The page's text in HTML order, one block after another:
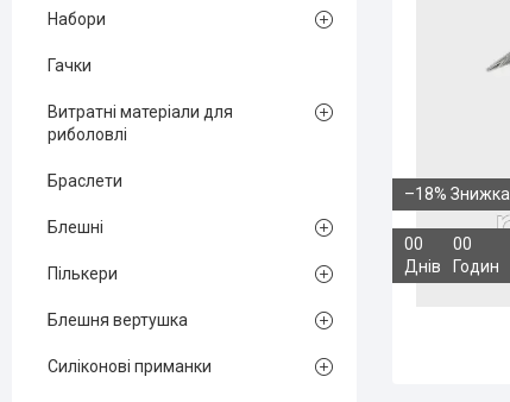
–18%
00
Днів
00
Годин
Набори
Гачки
Витратні матеріали для
риболовлі
Браслети
Блешні
Пількери
Блешня вертушка
Силіконові приманки